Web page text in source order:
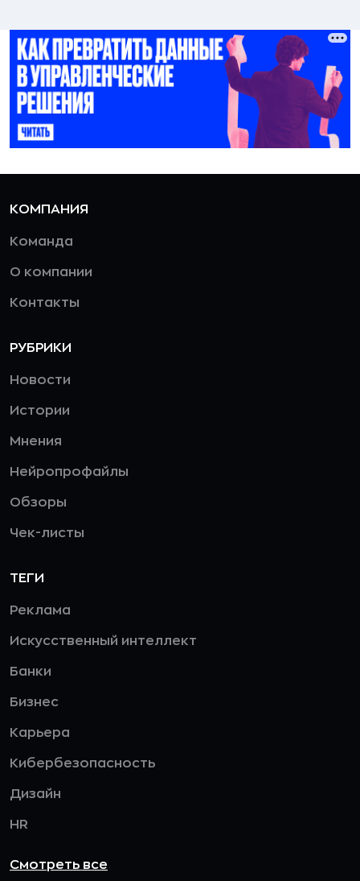
КОМПАНИЯ
Команда
О компании
Контакты
РУБРИКИ
Новости
Истории
Мнения
Нейропрофайлы
Обзоры
Чек-листы
ТЕГИ
Реклама
Искусственный интеллект
Банки
Бизнес
Карьера
Кибербезопасность
Дизайн
HR
Смотреть все